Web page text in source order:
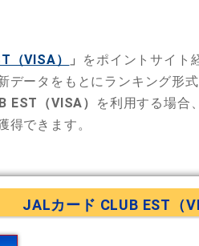
（VISA） 」 をポイントサイト
データをもとにランキング形
EST（VISA） を利用する場合
得できます。
JALカード CLUB EST（